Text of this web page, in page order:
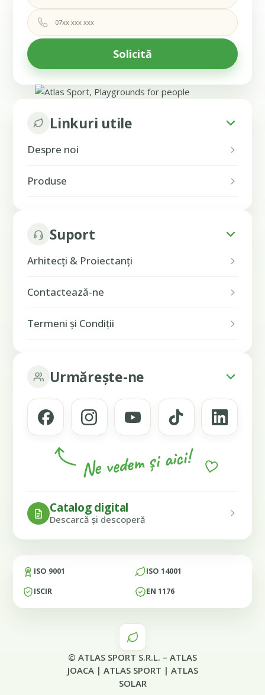
Linkuri utile
Despre noi
Produse
Suport
Arhitecți & Proiectanți
Contactează-ne
Termeni și Condiții
Urmărește-ne
Ne vedem și aici!
Catalog digital
Descarcă și descoperă
ISO 9001
ISO 14001
ISCIR
EN 1176
© ATLAS SPORT S.R.L. – ATLAS
JOACA| ATLAS SPORT | ATLAS
SOLAR